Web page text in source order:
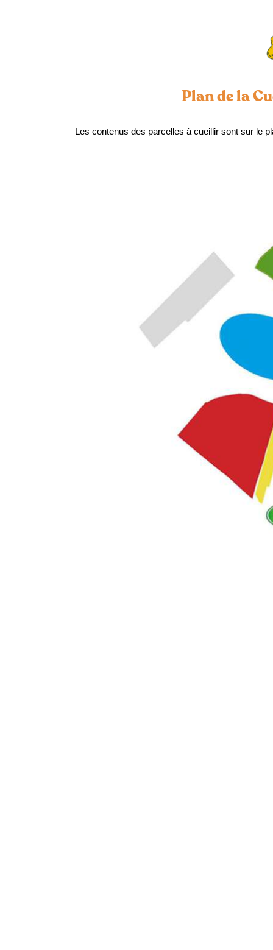
Plan de la
Les contenus des parcelles à cueillir sont sur le